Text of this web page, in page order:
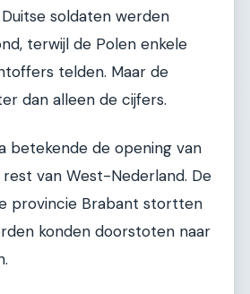
soldaten werden
terwijl de Polen enkele
telden. Maar de
dan alleen de cijfers.
betekende de opening van
van West-Nederland. De
provincie Brabant stortten
konden doorstoten naar